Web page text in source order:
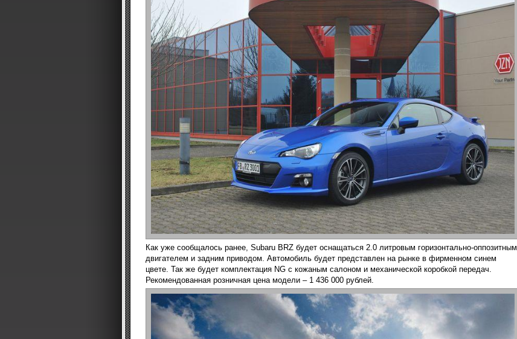
Как уже сообщалось ранее, Subaru BRZ будет оснащаться 2.0 литровым горизонтально-оппозитным
двигателем и задним приводом. Автомобиль будет представлен на рынке в фирменном синем
цвете. Так же будет комплектация NG с кожаным салоном и механической коробкой передач.
Рекомендованная розничная цена модели – 1 436 000 рублей.